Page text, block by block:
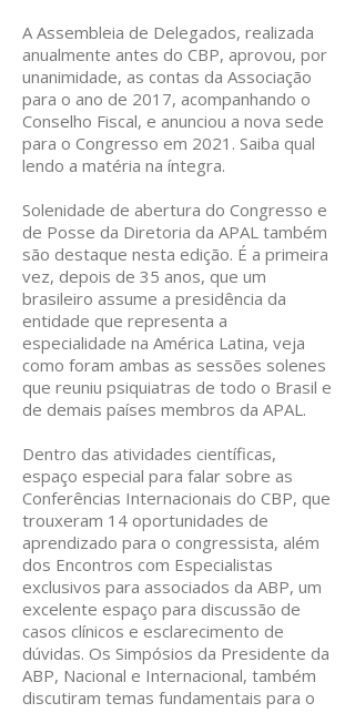
A Assembleia de Delegados, realizada
anualmente antes do CBP, aprovou, por
unanimidade, as contas da Associação
para o ano de 2017, acompanhando o
Conselho Fiscal, e anunciou a nova sede
para o Congresso em 2021. Saiba qual
lendo a matéria na íntegra.
Solenidade de abertura do Congresso e
de Posse da Diretoria da APAL também
são destaque nesta edição. É a primeira
vez, depois de 35 anos, que um
brasileiro assume a presidência da
entidade que representa a
especialidade na América Latina, veja
como foram ambas as sessões solenes
que reuniu psiquiatras de todo o Brasil e
de demais países membros da APAL.
Dentro das atividades científicas,
espaço especial para falar sobre as
Conferências Internacionais do CBP, que
trouxeram 14 oportunidades de
aprendizado para o congressista, além
dos Encontros com Especialistas
exclusivos para associados da ABP, um
excelente espaço para discussão de
casos clínicos e esclarecimento de
dúvidas. Os Simpósios da Presidente da
ABP, Nacional e Internacional, também
discutiram temas fundamentais para o